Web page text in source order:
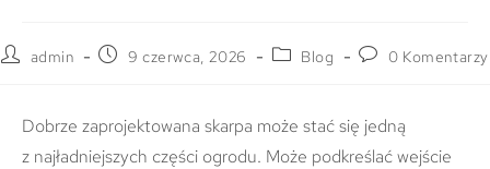
admin 9 czerwca, 2026 Blog 0 Komentarzy
Dobrze zaprojektowana skarpa może stać się jedną
z najładniejszych części ogrodu. Może podkreślać wejście